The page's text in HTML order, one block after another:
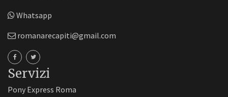
Whatsapp
romanarecapiti@gmail.com
Servizi
Pony Express Roma